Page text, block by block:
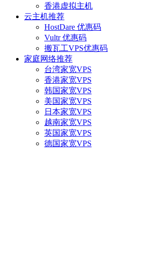
香港虚拟主机
云主机推荐
HostDare 优惠码
Vultr 优惠码
搬瓦工VPS优惠码
家庭网络推荐
台湾家宽VPS
香港家宽VPS
韩国家宽VPS
美国家宽VPS
日本家宽VPS
越南家宽VPS
英国家宽VPS
德国家宽VPS